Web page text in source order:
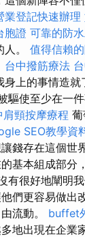
業登記快速辦理
胞證 可靠的防
。 值得信賴
台中撥筋療法
上的事情造
驅使至少在一
肩頸按摩療程
SEO教學資
錢存在這個世
基本組成部分
有很好地闡明
們更容易做出
流動。 buffet
地出現在企業